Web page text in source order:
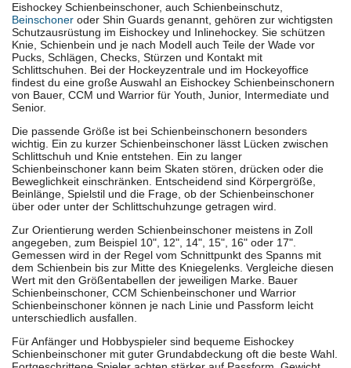
Eishockey Schienbeinschoner, auch Schienbeinschutz,
Beinschoner oder Shin Guards genannt, gehören zur wichtigsten
Schutzausrüstung im Eishockey und Inlinehockey. Sie schützen
Knie, Schienbein und je nach Modell auch Teile der Wade vor
Pucks, Schlägen, Checks, Stürzen und Kontakt mit
Schlittschuhen. Bei der Hockeyzentrale und im Hockeyoffice
findest du eine große Auswahl an Eishockey Schienbeinschonern
von Bauer, CCM und Warrior für Youth, Junior, Intermediate und
Senior.
Die passende Größe ist bei Schienbeinschonern besonders
wichtig. Ein zu kurzer Schienbeinschoner lässt Lücken zwischen
Schlittschuh und Knie entstehen. Ein zu langer
Schienbeinschoner kann beim Skaten stören, drücken oder die
Beweglichkeit einschränken. Entscheidend sind Körpergröße,
Beinlänge, Spielstil und die Frage, ob der Schienbeinschoner
über oder unter der Schlittschuhzunge getragen wird.
Zur Orientierung werden Schienbeinschoner meistens in Zoll
angegeben, zum Beispiel 10", 12", 14", 15", 16" oder 17".
Gemessen wird in der Regel vom Schnittpunkt des Spanns mit
dem Schienbein bis zur Mitte des Kniegelenks. Vergleiche diesen
Wert mit den Größentabellen der jeweiligen Marke. Bauer
Schienbeinschoner, CCM Schienbeinschoner und Warrior
Schienbeinschoner können je nach Linie und Passform leicht
unterschiedlich ausfallen.
Für Anfänger und Hobbyspieler sind bequeme Eishockey
Schienbeinschoner mit guter Grundabdeckung oft die beste Wahl.